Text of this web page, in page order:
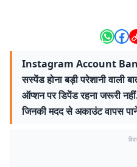
Instagram Account
सस्पेंड होना बड़ी परेशानी वाली
ऑप्शन पर डिपेंड रहना जरूरी
जिनकी मदद से अकाउंट वापस